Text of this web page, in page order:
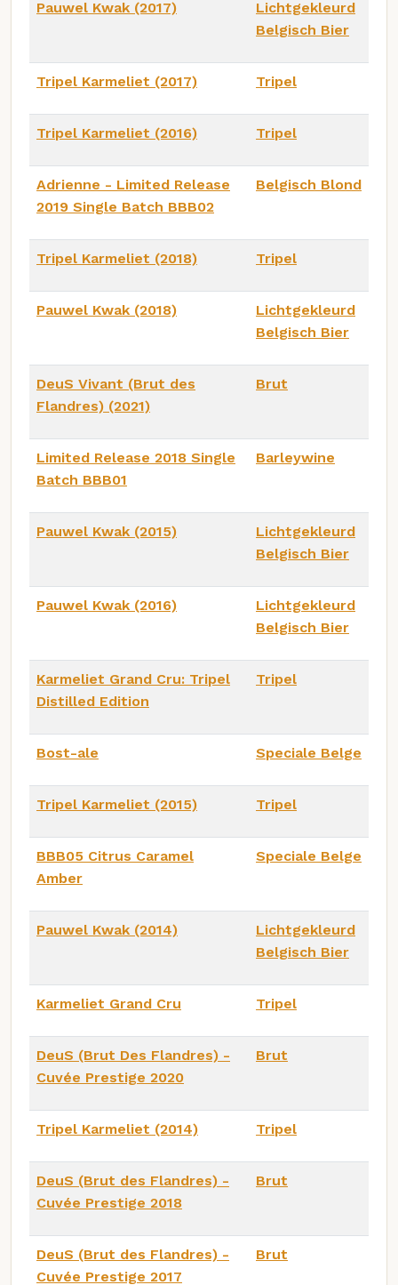
Pauwel Kwak (2017)
Lichtgekleurd
Belgisch Bier
Tripel Karmeliet (2017) Tripel
Tripel Karmeliet (2016) Tripel
Adrienne - Limited Release
2019 Single Batch BBB02
Belgisch Blond
Tripel Karmeliet (2018) Tripel
Pauwel Kwak (2018)
Lichtgekleurd
Belgisch Bier
DeuS Vivant (Brut des
Flandres) (2021)
Brut
Limited Release 2018 Single
Batch BBB01
Barleywine
Pauwel Kwak (2015)
Lichtgekleurd
Belgisch Bier
Pauwel Kwak (2016)
Lichtgekleurd
Belgisch Bier
Karmeliet Grand Cru: Tripel
Distilled Edition
Tripel
Bost-ale Speciale Belge
Tripel Karmeliet (2015) Tripel
BBB05 Citrus Caramel
Amber
Speciale Belge
Pauwel Kwak (2014)
Lichtgekleurd
Belgisch Bier
Karmeliet Grand Cru Tripel
DeuS (Brut Des Flandres) -
Cuvée Prestige 2020
Brut
Tripel Karmeliet (2014) Tripel
DeuS (Brut des Flandres) -
Cuvée Prestige 2018
Brut
DeuS (Brut des Flandres) -
Cuvée Prestige 2017
Brut